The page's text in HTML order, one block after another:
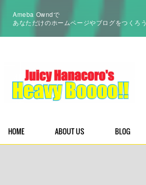
Ameba Owndで
あなただけのホームページやブログをつくろう
HOME ABOUT US BLOG